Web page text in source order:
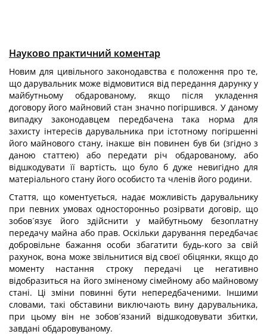
Науково практичний коментар
Новим для цивільного законодавства є положення про те,
що дарувальник може відмовитися від передання дарунку у
майбутньому обдарованому, якщо після укладення
договору його майновий стан значно погіршився. У даному
випадку законодавцем передбачена така норма для
захисту інтересів дарувальника при істотному погіршенні
його майнового стану, інакше він повинен був би (згідно з
даною статтею) або передати річ обдарованому, або
відшкодувати її вартість, що було б дуже невигідно для
матеріального стану його особисто та членів його родини.
Стаття, що коментується, надає можливість дарувальнику
при певних умовах односторонньо розірвати договір, що
зобов´язує його здійснити у майбутньому безоплатну
передачу майна або прав. Оскільки дарування передбачає
добровільне бажання особи збагатити будь-кого за свій
рахунок, вона може звільнитися від своєї обіцянки, якщо до
моменту настання строку передачі це негативно
відобразиться на його зміненому сімейному або майновому
стані. Ці зміни повинні бути непередбаченими. Іншими
словами, такі обставини виключають вину дарувальника,
при цьому він не зобов´язаний відшкодовувати збитки,
завдані обдаровуваному.